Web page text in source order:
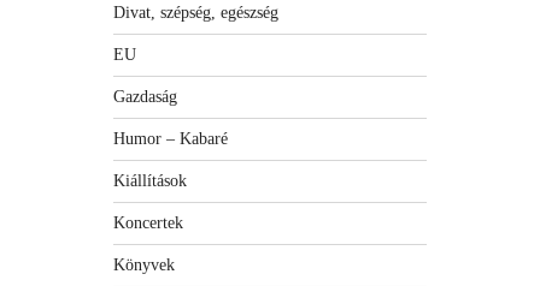
Divat, szépség, egészség
EU
Gazdaság
Humor – Kabaré
Kiállítások
Koncertek
Könyvek